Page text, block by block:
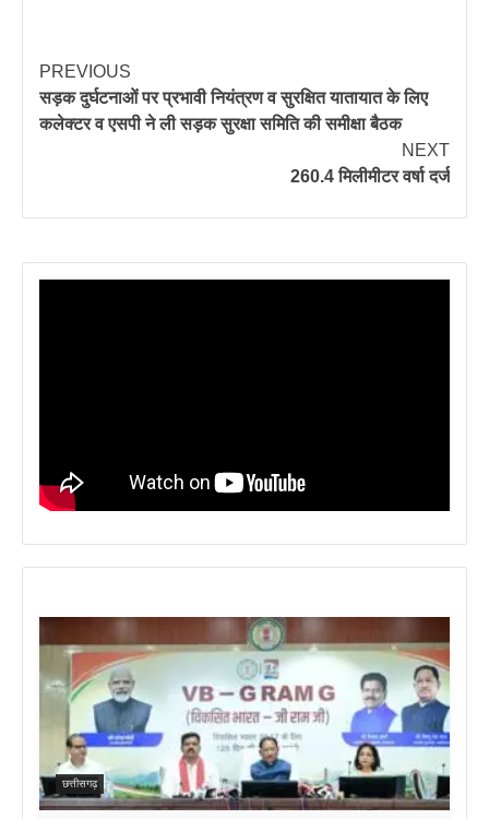
PREVIOUS
सड़क दुर्घटनाओं पर प्रभावी नियंत्रण व सुरक्षित यातायात के लिए
कलेक्टर व एसपी ने ली सड़क सुरक्षा समिति की समीक्षा बैठक
NEXT
260.4 मिलीमीटर वर्षा दर्ज
छत्तीसगढ़